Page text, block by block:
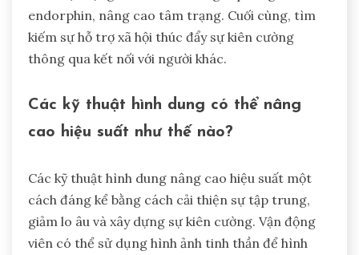
endorphin, nâng cao tâm trạng. Cuối cùng, tìm
kiếm sự hỗ trợ xã hội thúc đẩy sự kiên cường
thông qua kết nối với người khác.
Các kỹ thuật hình dung có thể nâng
cao hiệu suất như thế nào?
Các kỹ thuật hình dung nâng cao hiệu suất một
cách đáng kể bằng cách cải thiện sự tập trung,
giảm lo âu và xây dựng sự kiên cường. Vận động
viên có thể sử dụng hình ảnh tinh thần để hình